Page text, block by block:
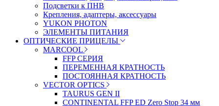
Подсветки к ПНВ
Крепления, адаптеры, аксессуары
YUKON PHOTON
ЭЛЕМЕНТЫ ПИТАНИЯ
ОПТИЧЕСКИЕ ПРИЦЕЛЫ
MARCOOL
FFP СЕРИЯ
ПЕРЕМЕННАЯ КРАТНОСТЬ
ПОСТОЯННАЯ КРАТНОСТЬ
VECTOR OPTICS
TAURUS GEN II
CONTINENTAL FFP ED Zero Stop 34 мм